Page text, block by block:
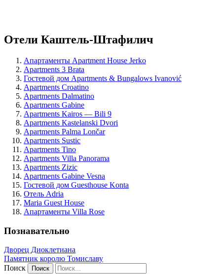
Отели Каштель-Штафилич
Апартаменты Apartment House Jerko
Apartments 3 Brata
Гостевой дом Apartments & Bungalows Ivanović
Apartments Croatino
Apartments Dalmatino
Apartments Gabine
Apartments Kairos — Bili 9
Apartments Kastelanski Dvori
Apartments Palma Lončar
Apartments Sustic
Apartments Tino
Apartments Villa Panorama
Apartments Zizic
Apartments Gabine Vesna
Гостевой дом Guesthouse Konta
Отель Adria
Maria Guest House
Апартаменты Villa Rose
Познавательно
Дворец Диоклетиана
Памятник королю Томиславу
Поиск